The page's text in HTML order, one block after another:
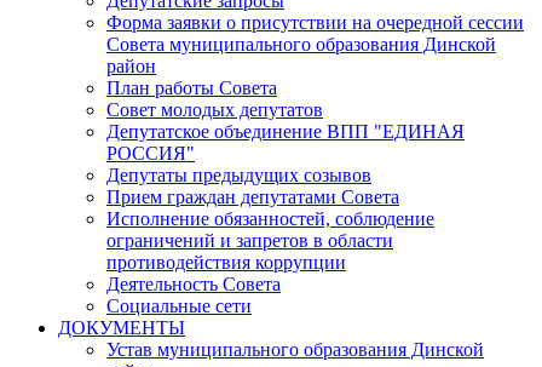
Форма заявки о присутствии на очередной сессии
Совета муниципального образования Динской
район
План работы Совета
Совет молодых депутатов
Депутатское объединение ВПП "ЕДИНАЯ
РОССИЯ"
Депутаты предыдущих созывов
Прием граждан депутатами Совета
Исполнение обязанностей, соблюдение
ограничений и запретов в области
противодействия коррупции
Деятельность Совета
Социальные сети
ДОКУМЕНТЫ
Устав муниципального образования Динской